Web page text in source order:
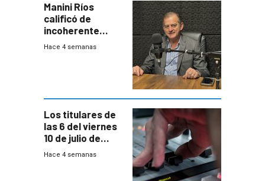
Manini Ríos
calificó de
incoherente
decisión de
Hace 4 semanas
Los titulares de
las 6 del viernes
10 de julio de
2026
Hace 4 semanas